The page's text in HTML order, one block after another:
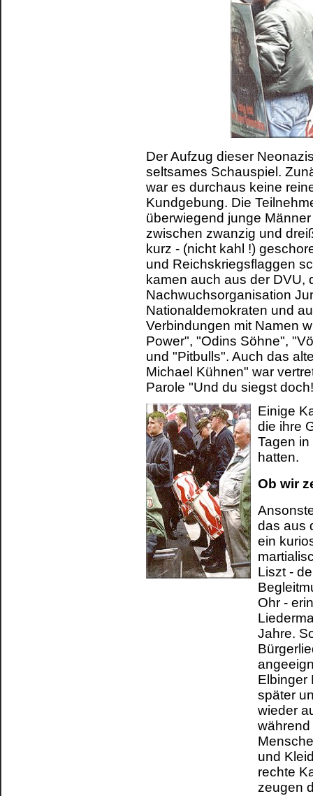
Der Aufzug dieser
seltsames Schauspiel.
war es durchaus keine
Kundgebung. Die
überwiegend junge Männer
zwischen zwanzig und
kurz - (nicht kahl !)
und Reichskriegsflaggen
kamen auch aus der DVU,
Nachwuchsorganisation
Nationaldemokraten und
Verbindungen mit Namen
Power", "Odins Söhne",
und "Pitbulls". Auch das
Michael Kühnen" war
Parole "Und du siegst
Einige
die ihre
Tagen
hatten.
Ob wir
das aus
ein
Liszt -
Ohr -
Jahre.
Elbinger
später
wieder
während
und
rechte
zeugen